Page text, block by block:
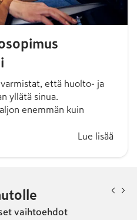
että huolto- ja
yllätä sinua.
enemmän kuin
Lue lisää
vaihtoehdot